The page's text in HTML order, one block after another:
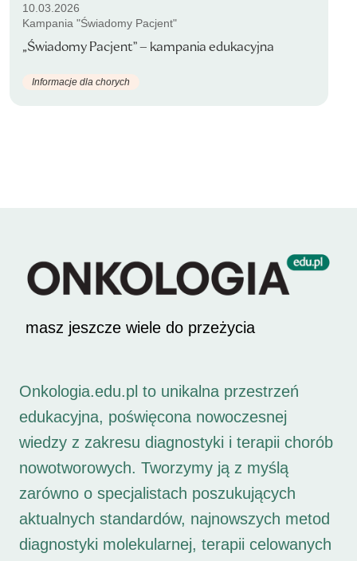
10.03.2026
Kampania "Świadomy Pacjent"
„Świadomy Pacjent” – kampania edukacyjna
Informacje dla chorych
masz jeszcze wiele do przeżycia
Onkologia.edu.pl to unikalna przestrzeń
edukacyjna, poświęcona nowoczesnej
wiedzy z zakresu diagnostyki i terapii chorób
nowotworowych. Tworzymy ją z myślą
zarówno o specjalistach poszukujących
aktualnych standardów, najnowszych metod
diagnostyki molekularnej, terapii celowanych